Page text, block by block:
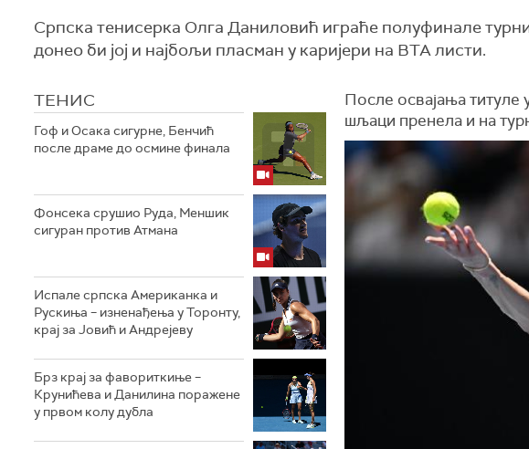
Српска тенисерка Олга Даниловић играће полуфинале
донео би јој и најбољи пласман у каријери на ВТА листи.
ТЕНИС
Гоф и Осака сигурне, Бенчић
после драме до осмине финала
Фонсека срушио Руда, Меншик
сигуран против Атмана
Испале српска Американка и
Рускиња – изненађења у Торонту,
крај за Јовић и Андрејеву
Брз крај за фавориткиње –
Крунићева и Данилина поражене
у првом колу дубла
После освајања титуле
шљаци пренела и на